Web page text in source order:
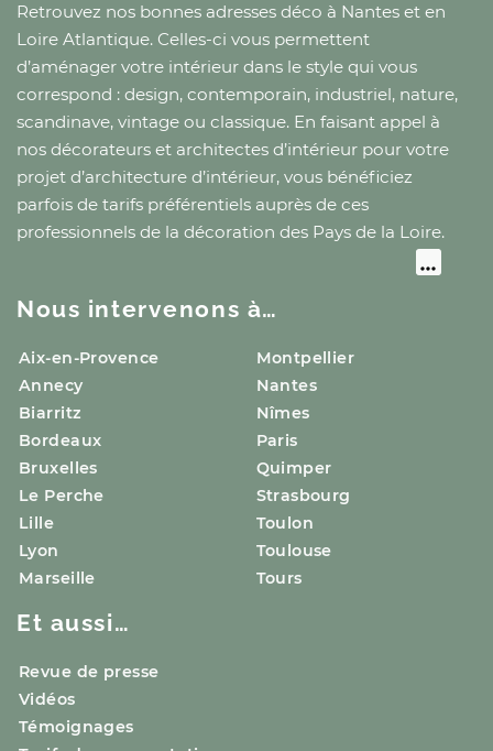
Retrouvez nos bonnes adresses déco à Nantes et en
Loire Atlantique. Celles-ci vous permettent
d’aménager votre intérieur dans le style qui vous
correspond : design, contemporain, industriel, nature,
scandinave, vintage ou classique. En faisant appel à
nos décorateurs et architectes d’intérieur pour votre
projet d’architecture d’intérieur, vous bénéficiez
parfois de tarifs préférentiels auprès de ces
professionnels de la décoration des Pays de la Loire.
Nous intervenons à…
Aix-en-Provence
Annecy
Biarritz
Bordeaux
Bruxelles
Le Perche
Lille
Lyon
Marseille
Montpellier
Nantes
Nîmes
Paris
Quimper
Strasbourg
Toulon
Toulouse
Tours
Et aussi…
Revue de presse
Vidéos
Témoignages